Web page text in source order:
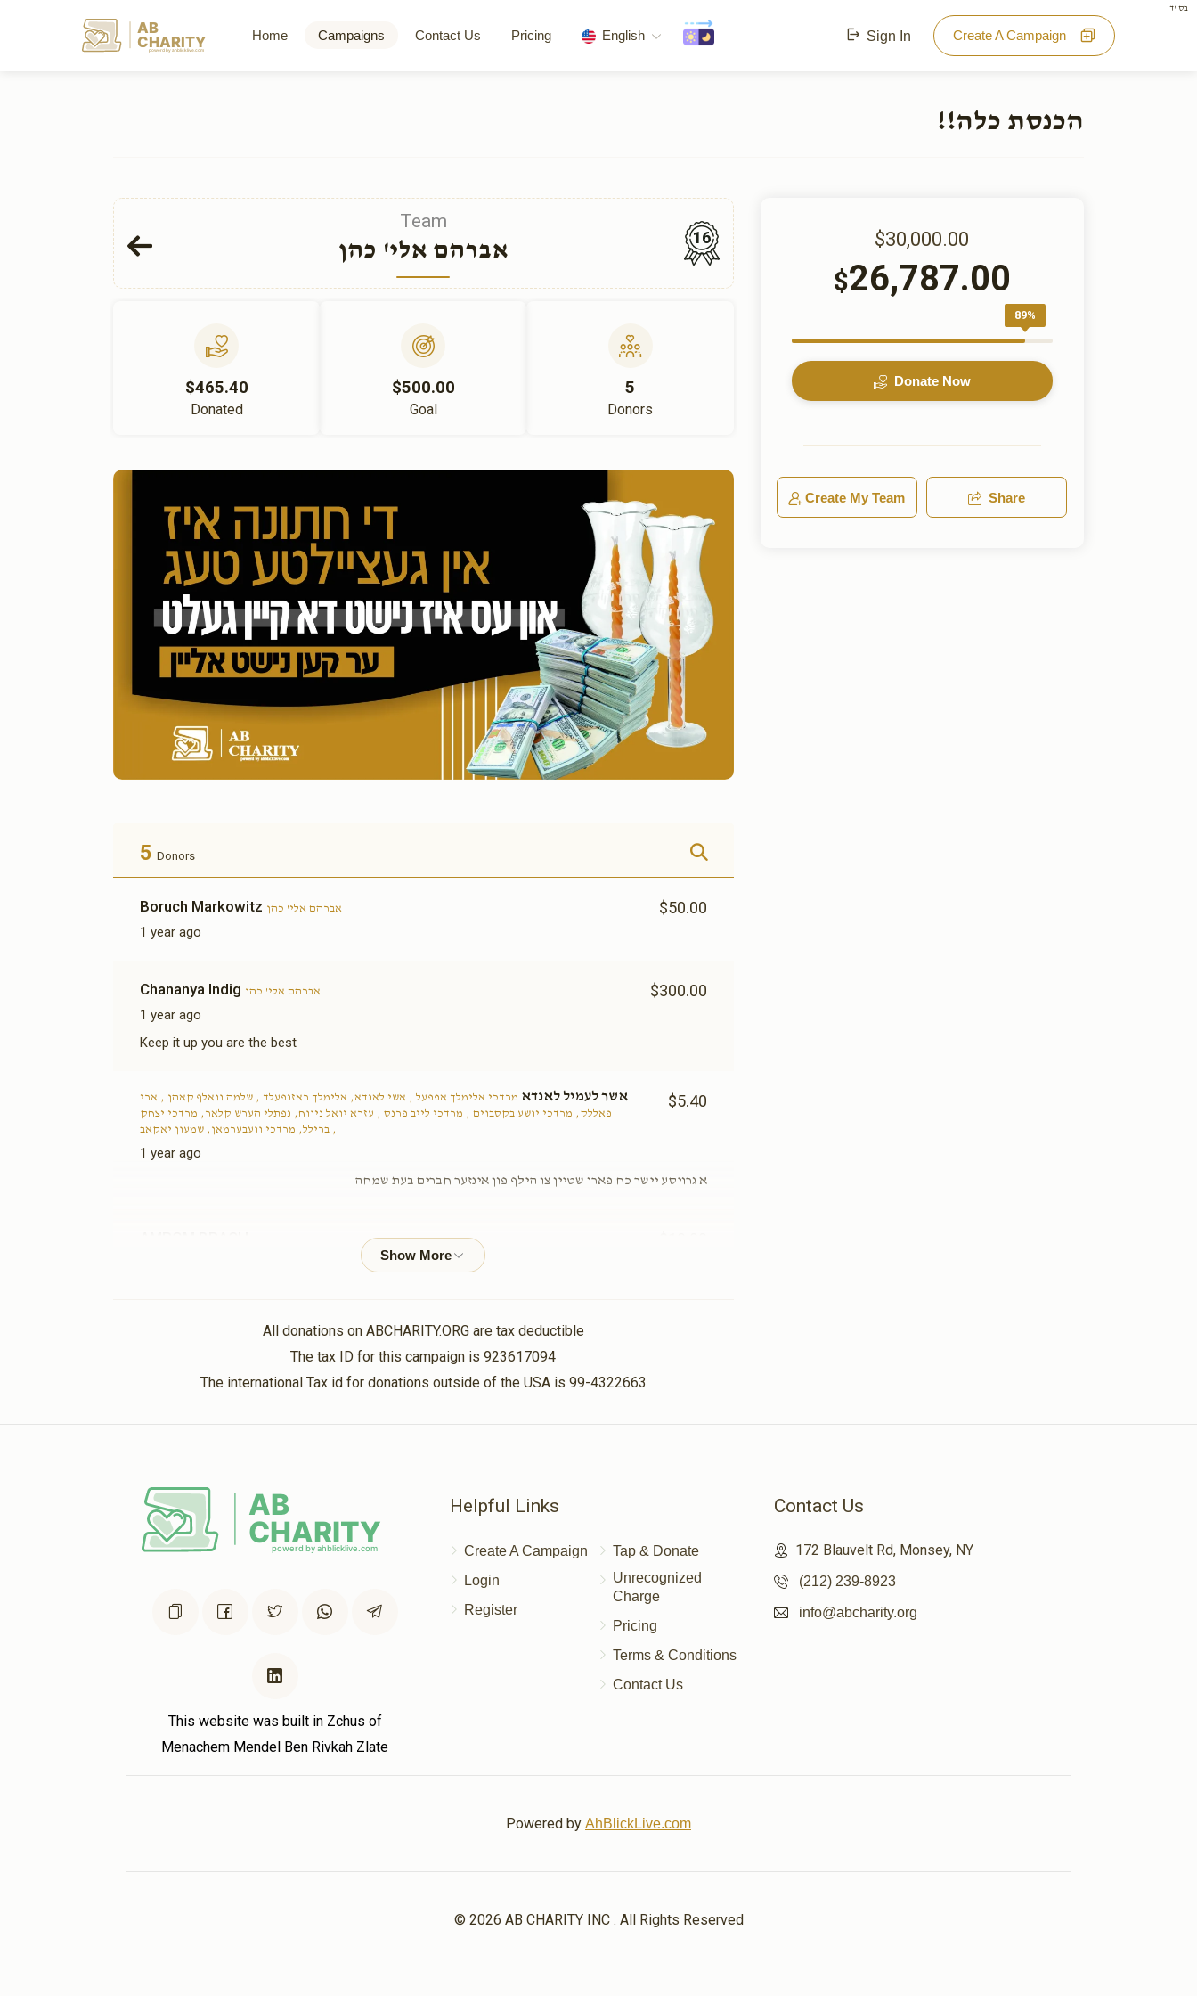
בס"ד
AB
CHARITY
powerd by ahblicklive.com
Home Campaigns Contact Us Pricing English Sign In Create A Campaign
הכנסת כלה!!
Team
אברהם אלי' כהן 16
$465.40
Donated
$500.00
Goal
5
Donors
5 Donors
Boruch Markowitz אברהם אלי' כהן
1 year ago
$50.00
Chananya Indig אברהם אלי' כהן
1 year ago
$300.00
Keep it up you are the best
אשר לעמיל לאנדא מרדכי אלימלך אפפעל , אשי לאנדא, אלימלך ראזנפעלד , שלמה וואלף קאהן , ארי
פאללק, מרדכי יושע בקסבוים , מרדכי לייב פרנס , עזרא יואל ניווח, נפתלי הערש קלאר, מרדכי יצחק
ברילל, מרדכי וועבערמאן, שמעון יאקאב ,
1 year ago
$5.40
א גרויסע יישר כח פארן שטיין צו הילף פון אינזער חברים בעת שמחה
אברהם אלי' כהן
All donations on ABCHARITY.ORG are tax deductible
The tax ID for this campaign is 923617094
The international Tax id for donations outside of the USA is 99-4322663
$30,000.00
$26,787.00
89%
Donate Now
Create My Team Share
This website was built in Zchus of
Menachem Mendel Ben Rivkah Zlate
Helpful Links
Create A Campaign
Login
Register
Tap & Donate
Unrecognized
Charge
Pricing
Terms & Conditions
Contact Us
Contact Us
172 Blauvelt Rd, Monsey, NY
(212) 239-8923
info@abcharity.org
Powered by AhBlickLive.com
© 2026 AB CHARITY INC . All Rights Reserved